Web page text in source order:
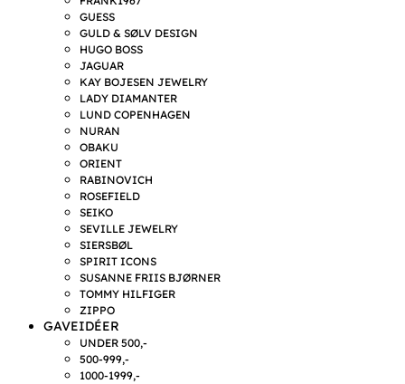
GUESS
GULD & SØLV DESIGN
HUGO BOSS
JAGUAR
KAY BOJESEN JEWELRY
LADY DIAMANTER
LUND COPENHAGEN
NURAN
OBAKU
ORIENT
RABINOVICH
ROSEFIELD
SEIKO
SEVILLE JEWELRY
SIERSBØL
SPIRIT ICONS
SUSANNE FRIIS BJØRNER
TOMMY HILFIGER
ZIPPO
GAVEIDÉER
UNDER 500,-
500-999,-
1000-1999,-